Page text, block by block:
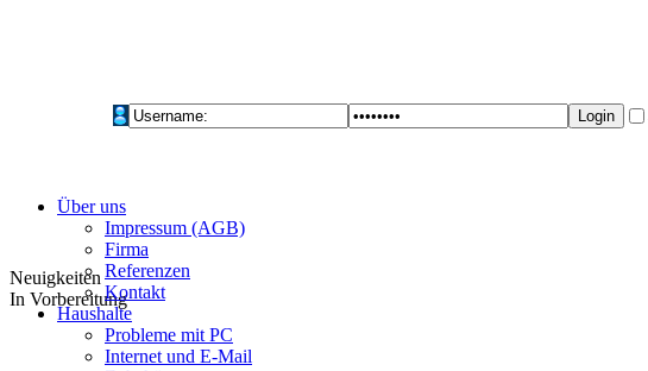
Über uns
Impressum (AGB)
Firma
Referenzen
Kontakt
Haushalte
Probleme mit PC
Internet und E-Mail
Neuigkeiten
In Vorbereitung